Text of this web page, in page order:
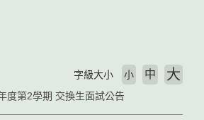
度第2學期 交換生面試公告
字級大小 小 中 大